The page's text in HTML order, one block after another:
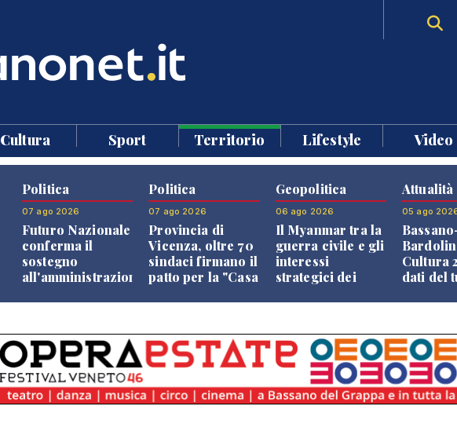
Cultura Sport Territorio Lifestyle Video
Politica
07 ago 2026
Futuro Nazionale
conferma il
sostegno
all'amministrazione
Politica
07 ago 2026
Provincia di
Vicenza, oltre 70
sindaci firmano il
patto per la "Casa
Geopolitica
06 ago 2026
Il Myanmar tra la
guerra civile e gli
interessi
strategici dei
Attualità
05 ago
Cultura
dati del